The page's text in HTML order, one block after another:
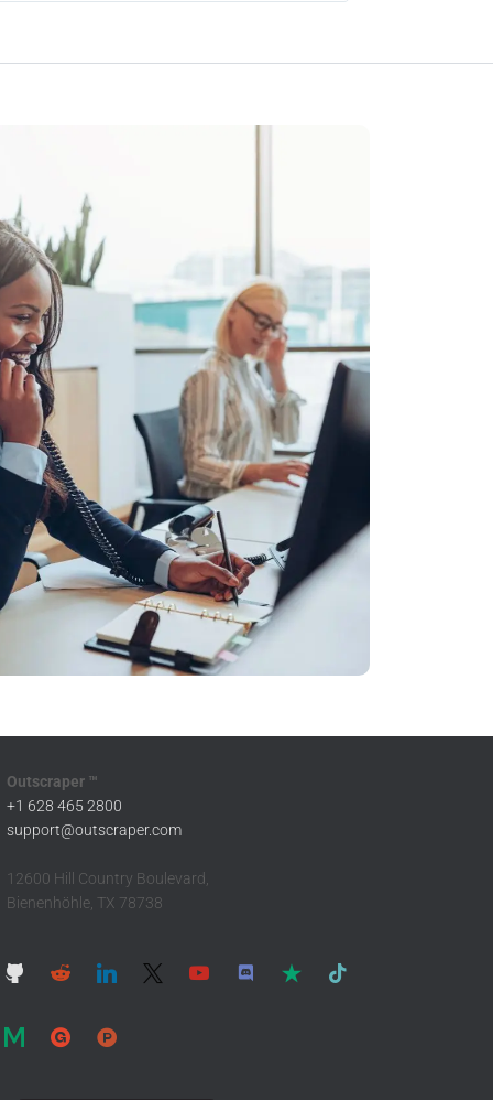
Outscraper ™
+1 628 465 2800
support@outscraper.com
12600 Hill Country Boulevard,
Bienenhöhle, TX 78738